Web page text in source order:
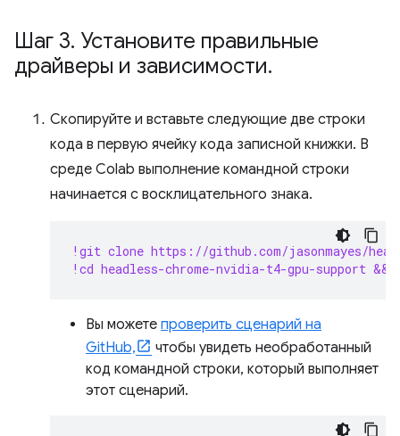
Шаг 3. Установите правильные
драйверы и зависимости.
Скопируйте и вставьте следующие две строки
кода в первую ячейку кода записной книжки. В
среде Colab выполнение командной строки
начинается с восклицательного знака.
!git clone https://github.com/jasonmayes/
!cd headless-chrome-nvidia-t4-gpu-support
Вы можете проверить сценарий на
GitHub,
чтобы увидеть необработанный
код командной строки, который выполняет
этот сценарий.